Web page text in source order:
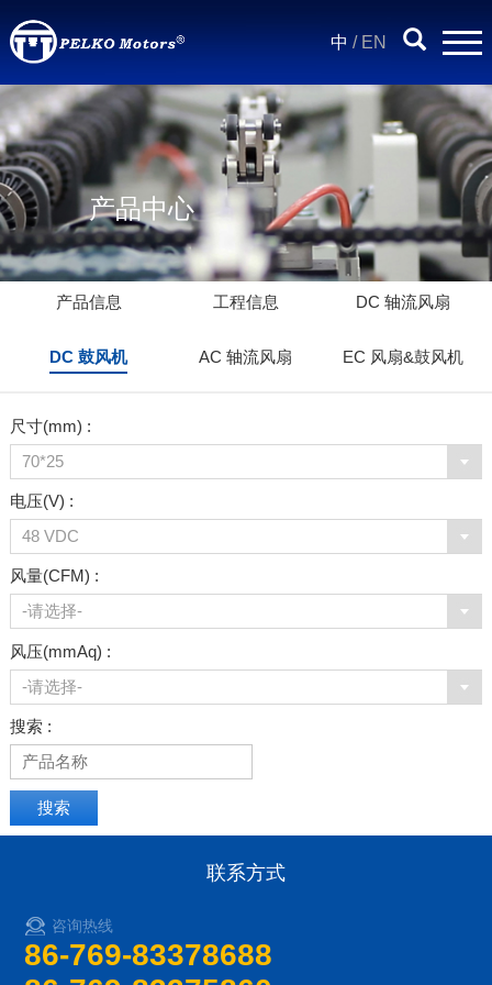
中 / EN
产品中心
产品信息 工程信息 DC 轴流风扇
DC 鼓风机 AC 轴流风扇 EC 风扇&鼓风机
尺寸(mm) :
70*25
电压(V) :
48 VDC
风量(CFM) :
-请选择-
风压(mmAq) :
-请选择-
搜索 :
联系方式
咨询热线
86-769-83378688